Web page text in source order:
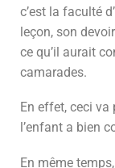
c’est la faculté
leçon, son
ce qu’il aurait
camarades.
En effet, ceci va
l’enfant a bien
En même